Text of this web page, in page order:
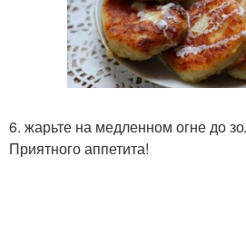
6. жарьте на медленном огне до
Приятного аппетита!